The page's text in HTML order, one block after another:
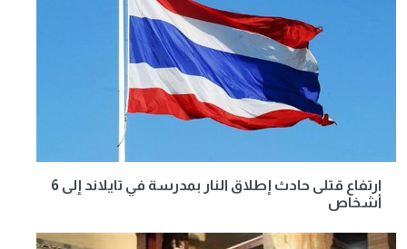
ارتفاع قتلى حادث إطلاق النار بمدرسة في تايلاند إلى 6
أشخاص